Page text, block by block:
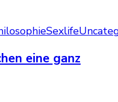
Sexlife
eine ganz